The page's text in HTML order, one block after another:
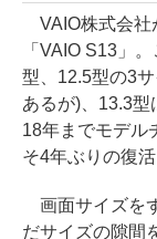
VAIO株式会社
「VAIO S13」
型、12.5型の3
あるが)、13.3
18年までモデル
そ4年ぶりの復活
画面サイズを
だサイズの隙間